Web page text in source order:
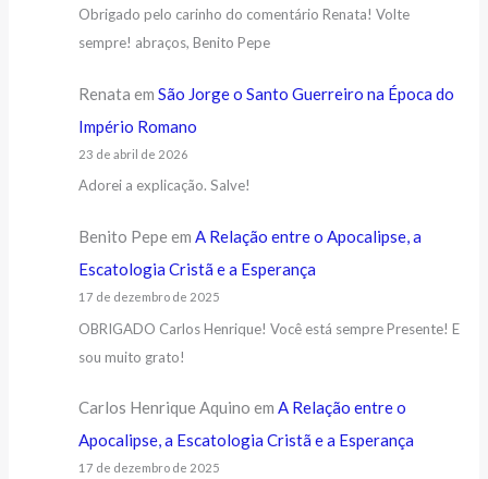
Obrigado pelo carinho do comentário Renata! Volte
sempre! abraços, Benito Pepe
Renata em São Jorge o Santo Guerreiro na Época do
Império Romano
23 de abril de 2026
Adorei a explicação. Salve!
Benito Pepe em A Relação entre o Apocalipse, a
Escatologia Cristã e a Esperança
17 de dezembro de 2025
OBRIGADO Carlos Henrique! Você está sempre Presente! E
sou muito grato!
Carlos Henrique Aquino em A Relação entre o
Apocalipse, a Escatologia Cristã e a Esperança
17 de dezembro de 2025